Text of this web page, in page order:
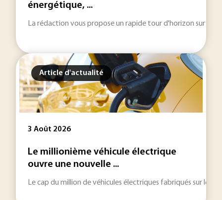
énergétique, ...
La rédaction vous propose un rapide tour d'horizon sur les
Article d'actualité
3 Août 2026
Le millionième véhicule électrique
ouvre une nouvelle ...
Le cap du million de véhicules électriques fabriqués sur le